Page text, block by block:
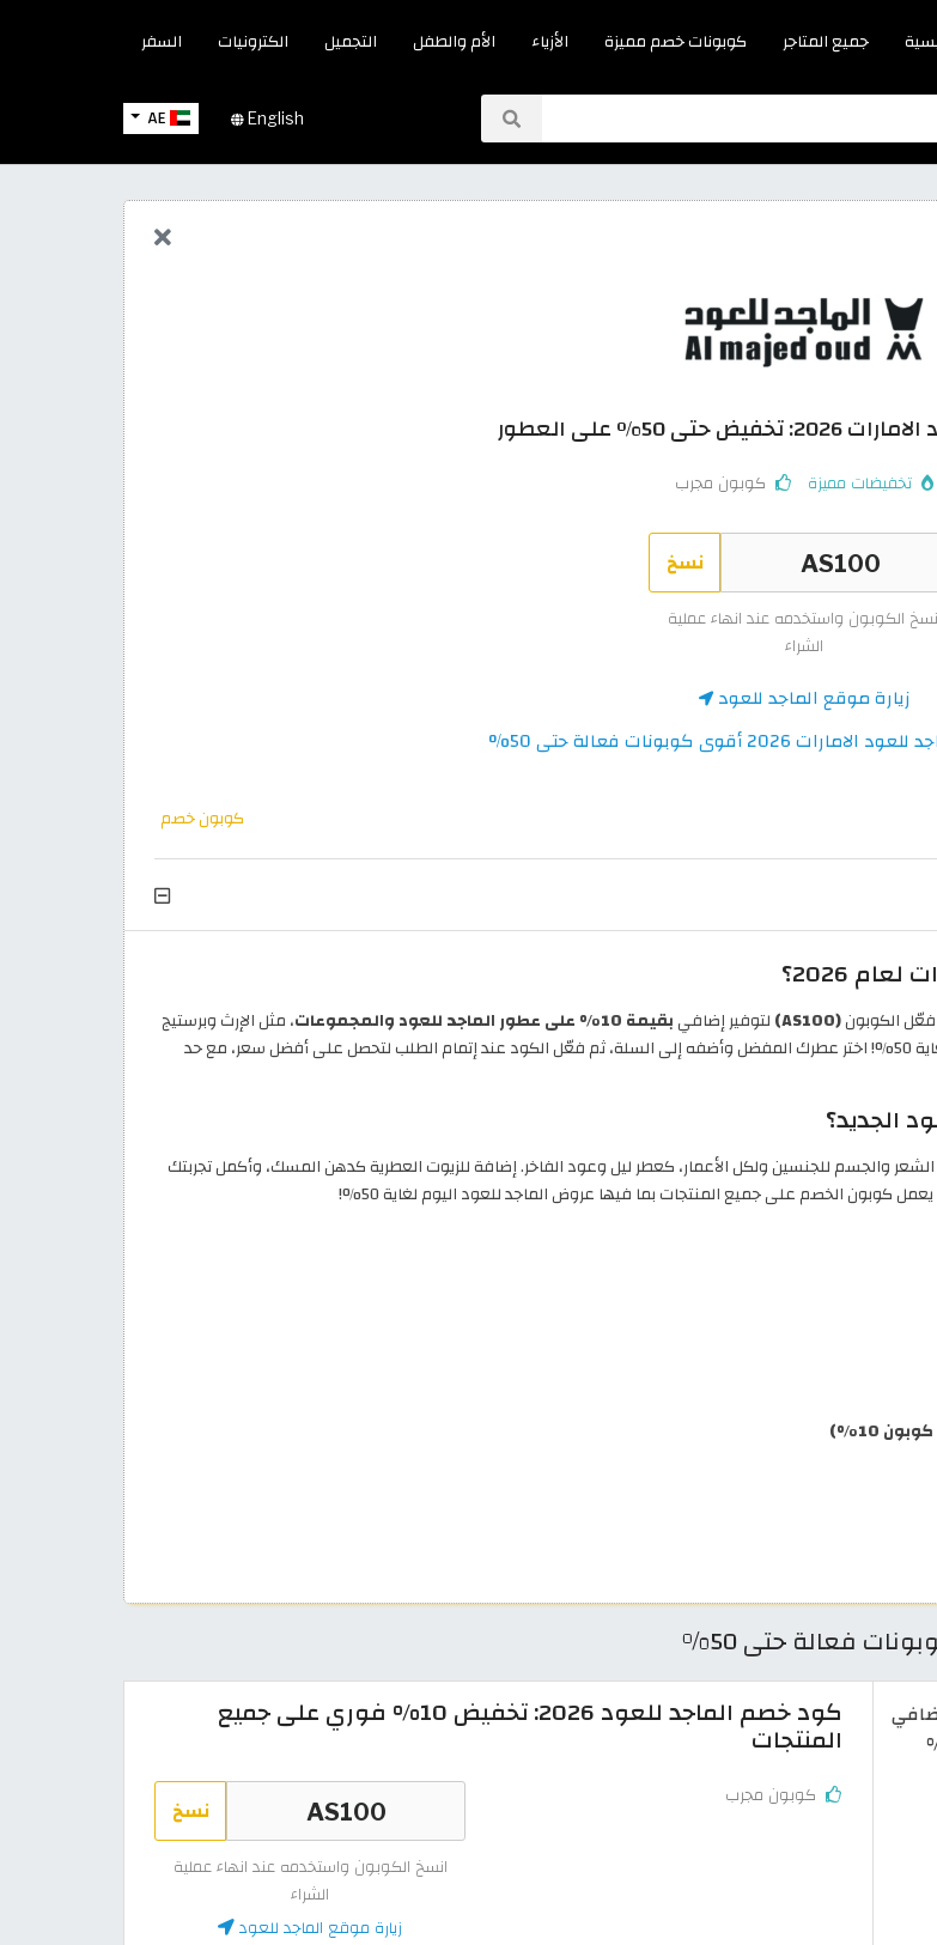
جميع المتاجر كوبونات خصم مميزة الأزياء الأم والطفل التجميل الكترونيات السفر
AE English
50% على العطور
تخفيضات مميزة كوبون مجرب
نسخ
الكوبون واستخدمه عند انهاء عملية
الشراء
زيارة موقع الماجد للعود
أقوى كوبونات فعالة حتى 50%
كوبون خصم
2026؟
فعّل الكوبون(AS100) لتوفير إضافيبقيمة 10% على عطور الماجد للعود والمجموعات
، مثل الإرث وبرستيج
روبي لموسم الصيف، . استفد من تخفيضات الماجد للعود 1447 عبر الموقع لغاية 50%! اختر عطرك المفضل وأضفه إلى السلة، ثم فعّل الكود عند إتمام الطلب لتحصل على أفضل سعر، مع حد
الجديد؟
والجسم للجنسين ولكل الأعمار، كعطر ليل وعود الفاخر. إضافة للزيوت العطرية كدهن المسك، وأكمل تجربتك
كوبون الخصم على جميع المنتجات بما فيها عروض الماجد للعود اليوم لغاية 50%!
كود خصم الماجد للعود 2026: تخفيض 10% فوري على جميع
المنتجات
كوبون مجرب نسخ
انسخ الكوبون واستخدمه عند انهاء عملية
الشراء
زيارة موقع الماجد للعود